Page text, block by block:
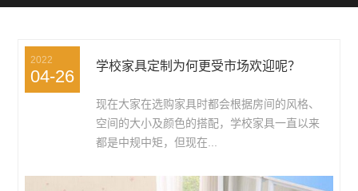
2022
04-26
学校家具定制为何更受市场欢迎呢？
现在大家在选购家具时都会根据房间的风格、
空间的大小及颜色的搭配，学校家具一直以来
都是中规中矩，但现在...